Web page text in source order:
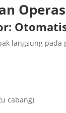
langsung
cabang)